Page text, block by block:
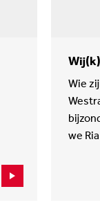
Wie
we